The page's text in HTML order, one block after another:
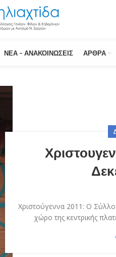
ΝΈΑ – ΑΝΑΚΟΙΝΏΣΕΙΣ ΆΡΘΡΑ
Χριστούγεννα 2011: Ο
χώρο της κεντρικής